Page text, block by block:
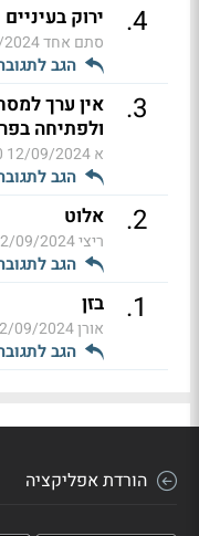
4
. ירוק בעיניים
סתם אחד10:42
הגב
3
.
אין ערך
ולפתיחה
א12/09/2024 10:10
הגב
2
. אלוט
ריצי09/2024 09:34
הגב
1
. בזן
אורן09/2024 08:49
הגב
הורדת אפליקציה